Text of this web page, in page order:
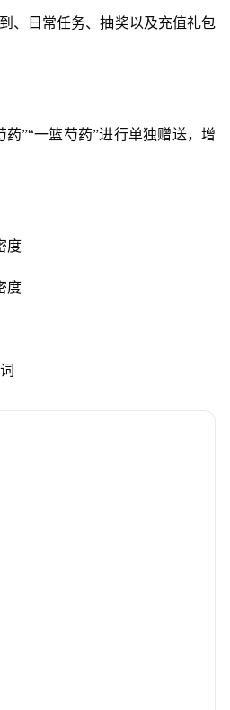
、日常任务、抽奖以及充值礼包
药”“一篮芍药”进行单独赠送，增
度
度